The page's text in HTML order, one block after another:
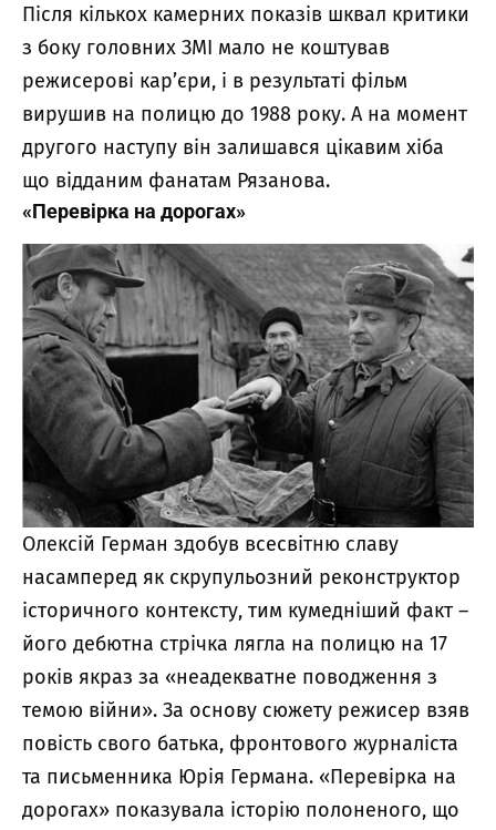
Після кількох камерних показів шквал критики
з боку головних ЗМІ мало не коштував
режисерові кар’єри, і в результаті фільм
вирушив на полицю до 1988 року. А на момент
другого наступу він залишався цікавим хіба
що відданим фанатам Рязанова.
«Перевірка на дорогах»
Олексій Герман здобув всесвітню славу
насамперед як скрупульозний реконструктор
історичного контексту, тим кумедніший факт –
його дебютна стрічка лягла на полицю на 17
років якраз за «неадекватне поводження з
темою війни». За основу сюжету режисер взяв
повість свого батька, фронтового журналіста
та письменника Юрія Германа. «Перевірка на
дорогах» показувала історію полоненого, що